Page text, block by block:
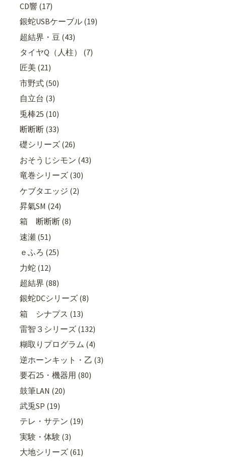
CD響 (17)
銀蛇USBケーブル (19)
超結界・豆 (43)
タイヤQ（人柱） (7)
匠美 (21)
市野式 (50)
自立台 (3)
兎棒25 (10)
断断断 (33)
礎シリーズ (26)
おそうじシモン (43)
竜巻シリーズ (30)
ケブタエッジ (2)
昇氣SM (24)
箱 断断断 (8)
速瀬 (51)
ｅふろ (25)
力蛇 (12)
超結界 (88)
銀蛇DCシリーズ (8)
箱 シナプス (13)
雷智３シリーズ (132)
糊取りプログラム (4)
逆ホーンキット・乙 (3)
要石25・機器用 (80)
鼓筆LAN (20)
武兎SP (19)
テレ・サテン (19)
実験・体験 (3)
大地シリーズ (61)